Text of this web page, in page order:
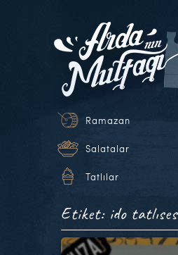
Ramazan
Salatalar
Tatlılar
Etiket: ido tatlıses